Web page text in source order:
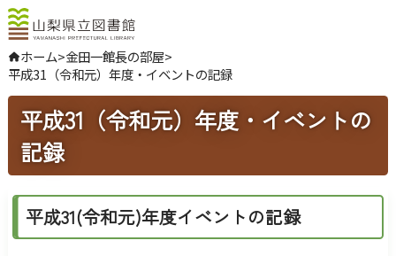
やさしい日本語
よくある質問
お問い合わせ
文字サイズ
ホーム>金田一館長の部屋>
平成31（令和元）年度・イベントの記録
平成31（令和元）年度・イベントの
記録
平成31(令和元)年度イベントの記録